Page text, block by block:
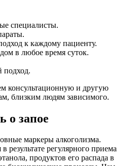
специалисты.
к каждому пациенту.
в любое время суток.
подход.
консультационную и другую
близким людям зависимого.
о запое
маркеры алкоголизма.
результате регулярного приема
продуктов его распада в